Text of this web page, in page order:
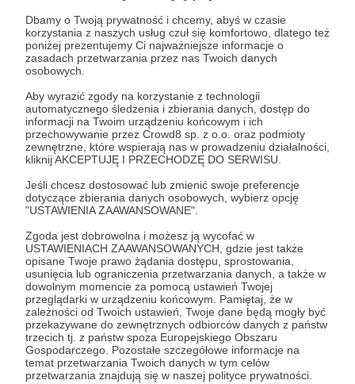
Dbamy o Twoją prywatność i chcemy, abyś w czasie
korzystania z naszych usług czuł się komfortowo, dlatego też
poniżej prezentujemy Ci najważniejsze informacje o
zasadach przetwarzania przez nas Twoich danych
osobowych.
Aby wyrazić zgody na korzystanie z technologii
automatycznego śledzenia i zbierania danych, dostęp do
informacji na Twoim urządzeniu końcowym i ich
przechowywanie przez Crowd8 sp. z o.o. oraz podmioty
zewnętrzne, które wspierają nas w prowadzeniu działalności,
kliknij AKCEPTUJĘ I PRZECHODZĘ DO SERWISU.
Jeśli chcesz dostosować lub zmienić swoje preferencje
dotyczące zbierania danych osobowych, wybierz opcję
"USTAWIENIA ZAAWANSOWANE".
Zgoda jest dobrowolna i możesz ją wycofać w
USTAWIENIACH ZAAWANSOWANYCH, gdzie jest także
opisane Twoje prawo żądania dostępu, sprostowania,
usunięcia lub ograniczenia przetwarzania danych, a także w
dowolnym momencie za pomocą ustawień Twojej
przeglądarki w urządzeniu końcowym. Pamiętaj, że w
zależności od Twoich ustawień, Twoje dane będą mogły być
przekazywane do zewnętrznych odbiorców danych z państw
trzecich tj. z państw spoza Europejskiego Obszaru
Gospodarczego. Pozostałe szczegółowe informacje na
temat przetwarzania Twoich danych w tym celów
przetwarzania znajdują się w naszej polityce prywatności.
Dołącz do grona Patronów!
Wesprzyj działalność AutoraNa Tropie Tajemnic
Olechowajuż teraz!
Zostań Patronem
Promowani autorzy
Paryżewo
129 patronów 4120 zł miesięcznie
PARYŻEWO to jednoosobowy projekt